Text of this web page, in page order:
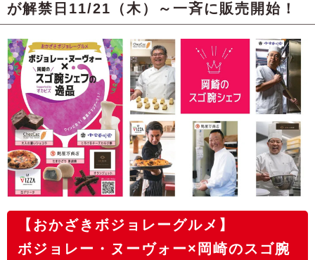
が解禁日11/21（木）～一斉に販売開始！
【おかざきボジョレーグルメ】
ボジョレー・ヌーヴォー×岡崎のスゴ腕